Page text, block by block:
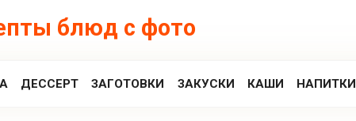
блюд с фото
ДЕССЕРТ ЗАГОТОВКИ ЗАКУСКИ КАШИ НАПИТКИ